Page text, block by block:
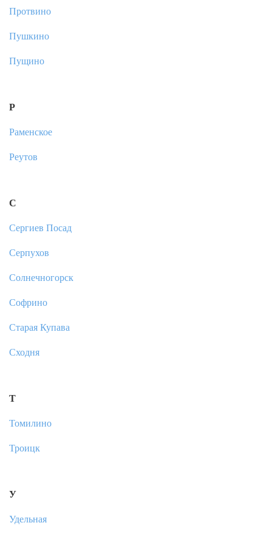
Протвино
Пушкино
Пущино
Р
Раменское
Реутов
С
Сергиев Посад
Серпухов
Солнечногорск
Софрино
Старая Купава
Сходня
Т
Томилино
Троицк
У
Удельная